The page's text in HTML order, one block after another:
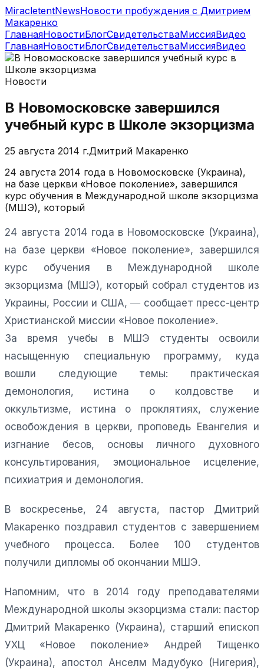
MiracletentNewsНовости пробуждения с Дмитрием
Макаренко
ГлавнаяНовостиБлогСвидетельстваМиссияВидео
ГлавнаяНовостиБлогСвидетельстваМиссияВидео
Новости
В Новомосковске завершился
учебный курс в Школе экзорцизма
25 августа 2014 г.Дмитрий Макаренко
24 августа 2014 года в Новомосковске (Украина),
на базе церкви «Новое поколение», завершился
курс обучения в Международной школе экзорцизма
(МШЭ), который
24 августа 2014 года в Новомосковске (Украина),
на базе церкви «Новое поколение», завершился
курс обучения в Международной школе
экзорцизма (МШЭ), который собрал студентов из
Украины, России и США, ― сообщает пресс-центр
Христианской миссии «Новое поколение».
За время учебы в МШЭ студенты освоили
насыщенную специальную программу, куда
вошли следующие темы: практическая
демонология, истина о колдовстве и
оккультизме, истина о проклятиях, служение
освобождения в церкви, проповедь Евангелия и
изгнание бесов, основы личного духовного
консультирования, эмоциональное исцеление,
психиатрия и демонология.
В воскресенье, 24 августа, пастор Дмитрий
Макаренко поздравил студентов с завершением
учебного процесса. Более 100 студентов
получили дипломы об окончании МШЭ.
Напомним, что в 2014 году преподавателями
Международной школы экзорцизма стали: пастор
Дмитрий Макаренко (Украина), старший епископ
УХЦ «Новое поколение» Андрей Тищенко
(Украина), апостол Анселм Мадубуко (Нигерия),